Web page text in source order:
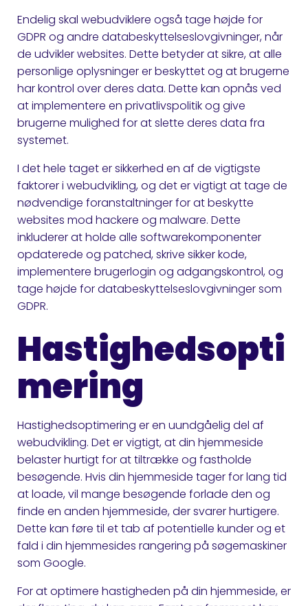
Endelig skal webudviklere også tage højde for
GDPR og andre databeskyttelseslovgivninger, når
de udvikler websites. Dette betyder at sikre, at alle
personlige oplysninger er beskyttet og at brugerne
har kontrol over deres data. Dette kan opnås ved
at implementere en privatlivspolitik og give
brugerne mulighed for at slette deres data fra
systemet.
I det hele taget er sikkerhed en af de vigtigste
faktorer i webudvikling, og det er vigtigt at tage de
nødvendige foranstaltninger for at beskytte
websites mod hackere og malware. Dette
inkluderer at holde alle softwarekomponenter
opdaterede og patched, skrive sikker kode,
implementere brugerlogin og adgangskontrol, og
tage højde for databeskyttelseslovgivninger som
GDPR.
Hastighedsopti
mering
Hastighedsoptimering er en uundgåelig del af
webudvikling. Det er vigtigt, at din hjemmeside
belaster hurtigt for at tiltrække og fastholde
besøgende. Hvis din hjemmeside tager for lang tid
at loade, vil mange besøgende forlade den og
finde en anden hjemmeside, der svarer hurtigere.
Dette kan føre til et tab af potentielle kunder og et
fald i din hjemmesides rangering på søgemaskiner
som Google.
For at optimere hastigheden på din hjemmeside, er